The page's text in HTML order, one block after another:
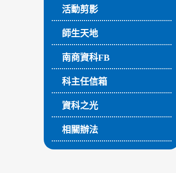
活動剪影
師生天地
南商資科FB
科主任信箱
資科之光
相關辦法